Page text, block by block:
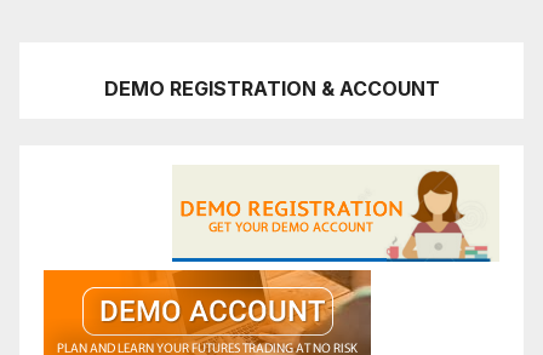
DEMO REGISTRATION & ACCOUNT